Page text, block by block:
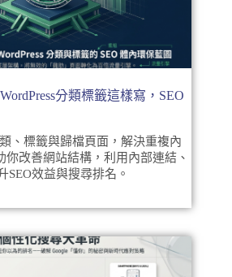
分類標籤這樣寫，SEO
、標籤與歸檔頁面，解決重複內
你改善網站結構，利用內部連結、
SEO效益與搜尋排名。